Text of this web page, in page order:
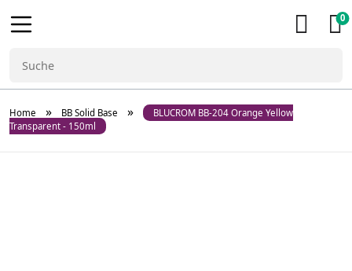
0
Home » BB Solid Base »
BLUCROM BB-204 Orange Yellow
Transparent - 150ml